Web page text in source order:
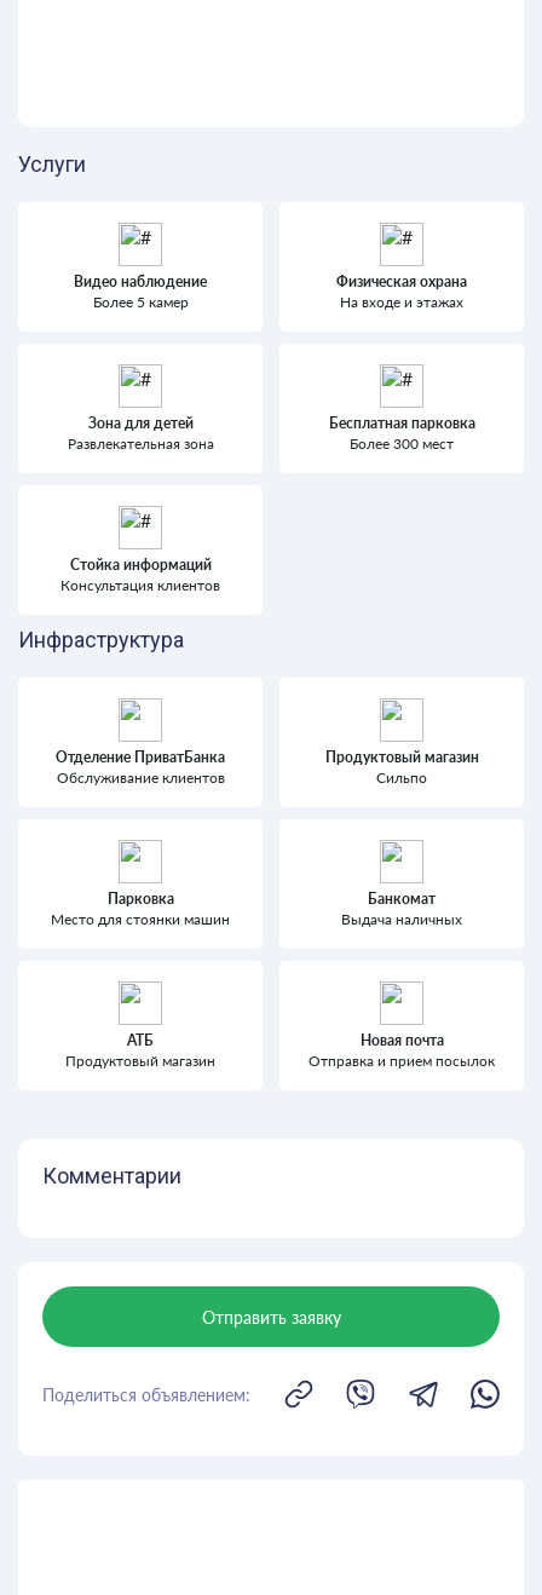
Услуги
Видео наблюдение
Более 5 камер
Физическая охрана
На входе и этажах
Зона для детей
Развлекательная зона
Бесплатная парковка
Более 300 мест
Стойка информаций
Консультация клиентов
Инфраструктура
Отделение ПриватБанка
Обслуживание клиентов
Продуктовый магазин
Сильпо
Парковка
Место для стоянки машин
Банкомат
Выдача наличных
АТБ
Продуктовый магазин
Новая почта
Отправка и прием посылок
Комментарии
Отправить заявку
Поделиться объявлением: